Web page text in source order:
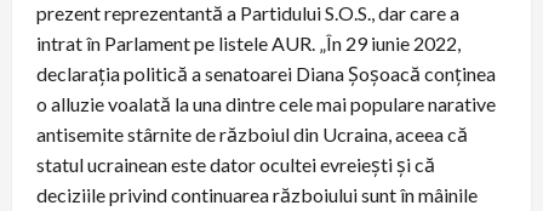
prezent reprezentantă a Partidului S.O.S., dar care a
intrat în Parlament pe listele AUR. „În 29 iunie 2022,
declarația politică a senatoarei Diana Șoșoacă conținea
o alluzie voalată la una dintre cele mai populare narative
antisemite stârnite de războiul din Ucraina, aceea că
statul ucrainean este dator ocultei evreiești și că
deciziile privind continuarea războiului sunt în mâinile